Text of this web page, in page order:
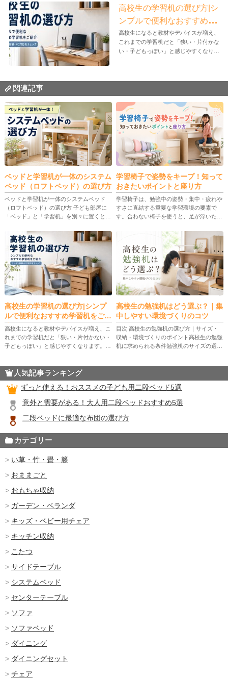
高校生の学習机の選び方|シ
ンプルで便利なおすすめ学
習机をご紹介
高校生になると教材やデバイスが増え、
これまでの学習机だと「狭い・片付かな
い・子どもっぽい」と感じやすくなりま
関連記事
ベッドと学習机が一体のシステム
ベッド（ロフトベッド）の選び方
ベッドと学習机が一体のシステムベッド
（ロフトベッド）の選び方 子ども部屋に
「ベッド」と「学習机」を別々に置くと、
で人気なのが、ベッド下空間を活用して机
や収納をまとめられるシステムベッ […]
学習椅子で姿勢をキープ！知って
おきたいポイントと座り方
学習椅子は、勉強中の姿勢・集中・疲れや
すさに直結する重要な学習環境の要素で
す。合わない椅子を使うと、足が浮いたり
なりやすくなります。 この記事では、正
しい姿勢の基準から、椅子の種類別 […]
高校生の学習机の選び方|シンプ
ルで便利なおすすめ学習机をご紹
介
高校生になると教材やデバイスが増え、こ
れまでの学習机だと「狭い・片付かない・
子どもっぽい」と感じやすくなります。学
の使い回しやすさまでまとめて考 […]
高校生の勉強机はどう選ぶ？｜集
中しやすい環境づくりのコツ
目次 高校生の勉強机の選び方｜サイズ・
収納・環境づくりのポイント高校生の勉強
机に求められる条件勉強机のサイズの選び
人気記事ランキング
ずっと使える！おススメの子ども用二段ベッド5選
意外と需要がある！大人用二段ベッドおすすめ5選
二段ベッドに最適な布団の選び方
カテゴリー
い草・竹・畳・籐
おままごと
おもちゃ収納
ガーデン・ベランダ
キッズ・ベビー用チェア
キッチン収納
こたつ
サイドテーブル
システムベッド
センターテーブル
ソファ
ソファベッド
ダイニング
ダイニングセット
チェア